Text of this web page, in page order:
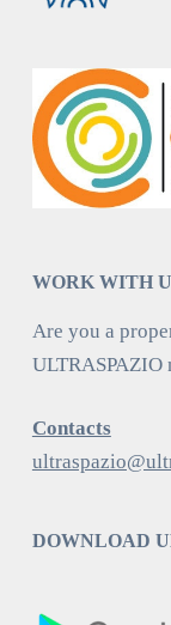
WORK WITH
Are you a
Contacts
DOWNLOAD